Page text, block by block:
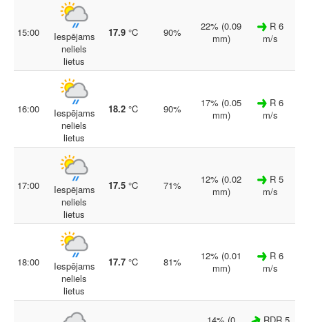
15:00
Iespējams
neliels
lietus
17.9 °C 90%
22% (0.09
mm)
R 6
m/s
16:00
Iespējams
neliels
lietus
18.2 °C 90%
17% (0.05
mm)
R 6
m/s
17:00
Iespējams
neliels
lietus
17.5 °C 71%
12% (0.02
mm)
R 5
m/s
18:00
Iespējams
neliels
lietus
17.7 °C 81%
12% (0.01
mm)
R 6
m/s